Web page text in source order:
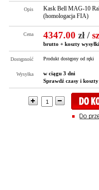
Opis
Kask Bell MAG-10
(homologacja FIA)
Cena 4347.00 zł/
brutto + koszty wysyłki
Dostępność Produkt dostępny od ręki
Wysyłka
w ciągu 3 dni
Sprawdź czasy i